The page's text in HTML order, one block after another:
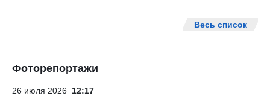
Весь список
Фоторепортажи
26 июля 2026 12:17